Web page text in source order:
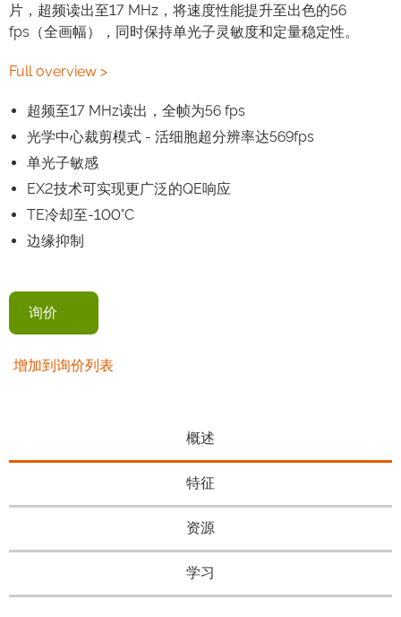
片，超频读出至17 MHz，将速度性能提升至出色的56
fps（全画幅），同时保持单光子灵敏度和定量稳定性。
Full overview >
超频至17 MHz读出，全帧为56 fps
光学中心裁剪模式 - 活细胞超分辨率达569fps
单光子敏感
EX2技术可实现更广泛的QE响应
TE冷却至-100°C
边缘抑制
询价
增加到询价列表
概述
特征
资源
学习